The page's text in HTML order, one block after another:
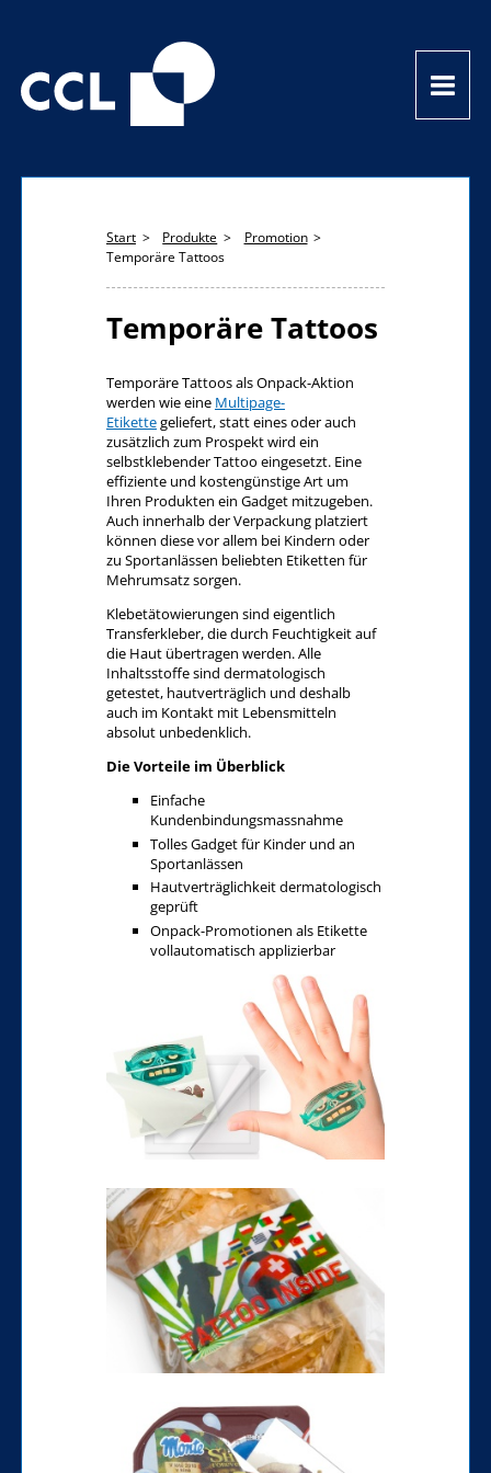
Start Produkte
Promotion
Temporäre Tattoos
Temporäre Tattoos
Temporäre Tattoos als Onpack-Aktion
werden wie eine Multipage-
Etikettegeliefert, statt eines oder auch
zusätzlich zum Prospekt wird ein
selbstklebender Tattoo eingesetzt. Eine
effiziente und kostengünstige Art um
Ihren Produkten ein Gadget mitzugeben.
Auch innerhalb der Verpackung platziert
können diese vor allem bei Kindern oder
zu Sportanlässen beliebten Etiketten für
Mehrumsatz sorgen.
Klebetätowierungen sind eigentlich
Transferkleber, die durch Feuchtigkeit auf
die Haut übertragen werden. Alle
Inhaltsstoffe sind dermatologisch
getestet, hautverträglich und deshalb
auch im Kontakt mit Lebensmitteln
absolut unbedenklich.
Die Vorteile im Überblick
Einfache
Kundenbindungsmassnahme
Tolles Gadget für Kinder und an
Sportanlässen
Hautverträglichkeit dermatologisch
geprüft
Onpack-Promotionen als Etikette
vollautomatisch applizierbar